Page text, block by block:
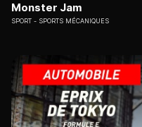
Monster Jam
SPORT SPORTS MÉCANIQUES